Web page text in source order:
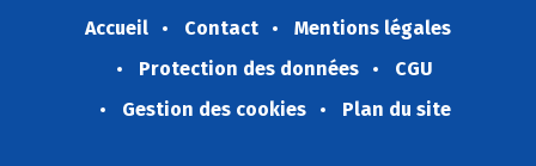
Accueil Contact
Mentions légales
Protection des données
CGU
Gestion des cookies
Plan du site